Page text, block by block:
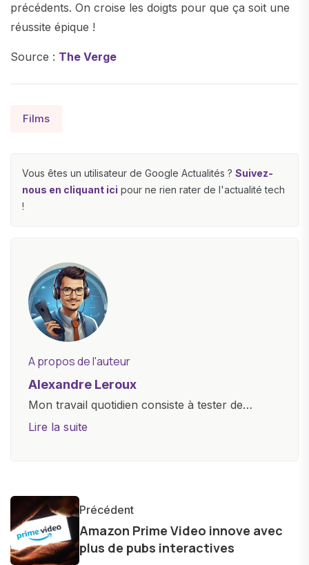
précédents. On croise les doigts pour que ça soit une
réussite épique !
Source : The Verge
Films
Vous êtes un utilisateur de Google Actualités ? Suivez-
nous en cliquant ici pour ne rien rater de l'actualité tech
!
A propos de l'auteur
Alexandre Leroux
Mon travail quotidien consiste à tester de
nouveaux appareils, à rédiger des critiques
informations précises et pertinentes pour aider
les consommateurs à comprendre et à naviguer
dans le paysage technologique en constante
évolution.
Lire la suite
Précédent
Amazon Prime Video innove avec
plus de pubs interactives